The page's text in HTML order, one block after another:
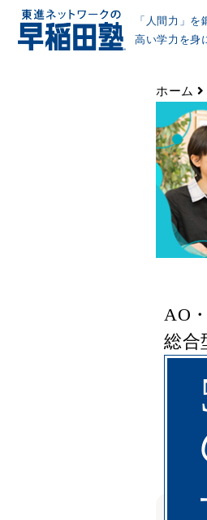
「人間力」を
高い学力を身
ホーム
AO
総合